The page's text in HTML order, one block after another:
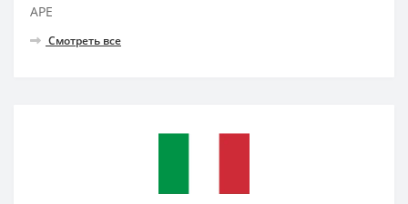
APE
Смотреть все